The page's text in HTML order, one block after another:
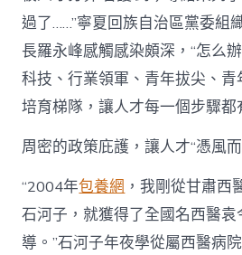
過了……”寧夏回族自治區黨委組
長羅永峰感觸感染頗深，“怎么
科技、行業領軍、青年拔尖、
培育梯隊，讓人才每一個步驟都
周密的政策庇護，讓人才“憑風
“2004年包養網 ，我剛從甘肅西
石河子，就獲得了全國名西醫
導。”石河子年夜學從屬西醫病